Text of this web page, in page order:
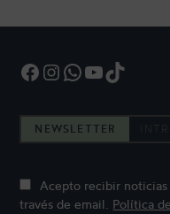
Facebook InstagramWhatsApp YouTube TikTok
NEWSLETTER
Acepto recibir noticias
través de email. Política